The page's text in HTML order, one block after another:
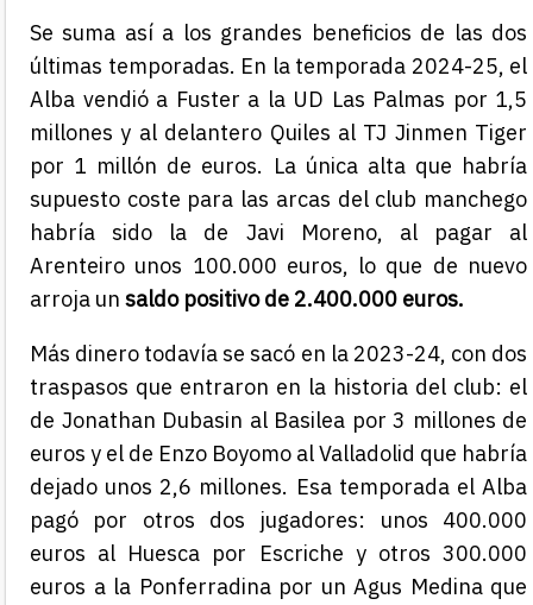
Se suma así a los grandes beneficios de las dos
últimas temporadas. En la temporada 2024-25, el
Alba vendió a Fuster a la UD Las Palmas por 1,5
millones y al delantero Quiles al TJ Jinmen Tiger
por 1 millón de euros. La única alta que habría
supuesto coste para las arcas del club manchego
habría sido la de Javi Moreno, al pagar al
Arenteiro unos 100.000 euros, lo que de nuevo
arroja un saldo positivo de 2.400.000 euros.
Más dinero todavía se sacó en la 2023-24, con dos
traspasos que entraron en la historia del club: el
de Jonathan Dubasin al Basilea por 3 millones de
euros y el de Enzo Boyomo al Valladolid que habría
dejado unos 2,6 millones. Esa temporada el Alba
pagó por otros dos jugadores: unos 400.000
euros al Huesca por Escriche y otros 300.000
euros a la Ponferradina por un Agus Medina que